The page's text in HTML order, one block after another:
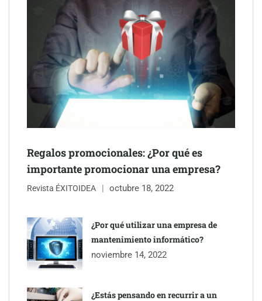
Brisas del Estrecho abastece a la hostelería de Sevilla
conectando lonjas con establecimientos
colaboración para reforzar la capacidad técnica de los
ayuntamientos
Regalos promocionales: ¿Por qué es
importante promocionar una empresa?
Revista ÉXITOIDEA octubre 18, 2022
¿Por qué utilizar una empresa de
mantenimiento informático?
noviembre 14, 2022
¿Estás pensando en recurrir a un